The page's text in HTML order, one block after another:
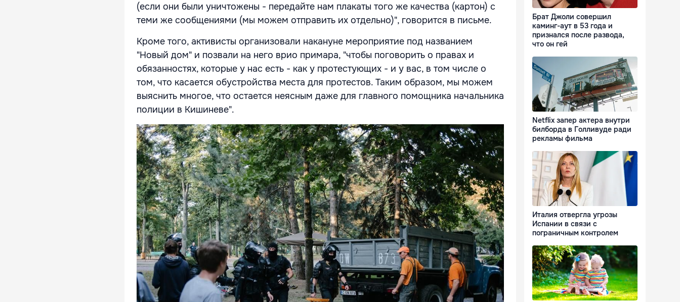
(если они были уничтожены - передайте нам плакаты того же качества (картон) с
теми же сообщениями (мы можем отправить их отдельно)", говорится в письме.
Кроме того, активисты организовали накануне мероприятие под названием
"Новый дом" и позвали на него врио примара, "чтобы поговорить о правах и
обязанностях, которые у нас есть - как у протестующих - и у вас, в том числе о
том, что касается обустройства места для протестов. Таким образом, мы можем
выяснить многое, что остается неясным даже для главного помощника начальника
полиции в Кишиневе".
Брат Джоли совершил
каминг-аут в 53 года и
признался после развода,
что он гей
Netflix запер актера внутри
билборда в Голливуде ради
рекламы фильма
Италия отвергла угрозы
Испании в связи с
пограничным контролем